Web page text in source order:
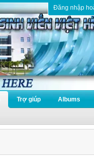
Đăng nhập
Trợ giúp Albums